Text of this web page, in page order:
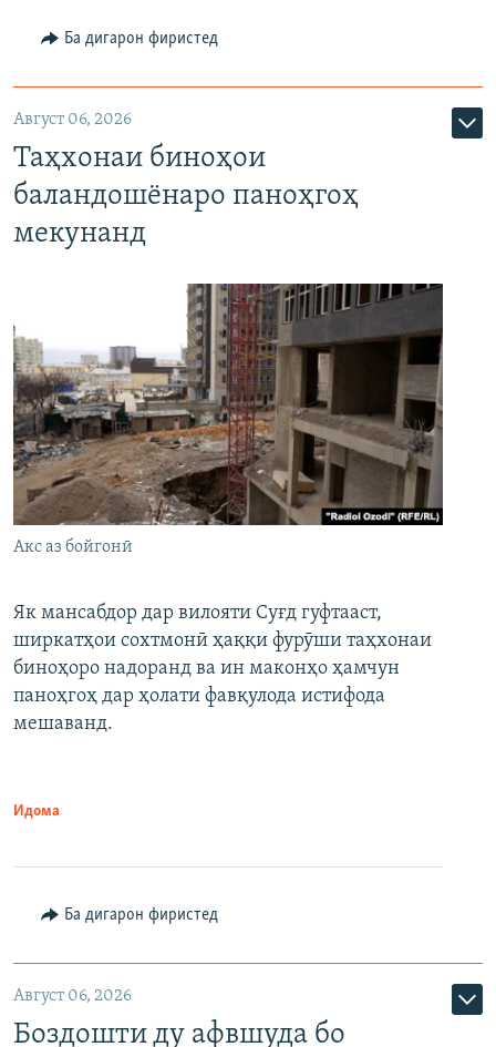
Ба дигарон фиристед
Август 06, 2026
Таҳхонаи биноҳои
баландошёнаро паноҳгоҳ
мекунанд
Акс аз бойгонӣ
Як мансабдор дар вилояти Суғд гуфтааст,
ширкатҳои сохтмонӣ ҳаққи фурӯши таҳхонаи
биноҳоро надоранд ва ин маконҳо ҳамчун
паноҳгоҳ дар ҳолати фавқулода истифода
мешаванд.
Идома
Ба дигарон фиристед
Август 06, 2026
Боздошти ду афвшуда бо